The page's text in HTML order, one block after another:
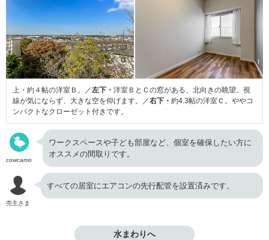
上・約４帖の洋室Ｂ。／左下・ 洋室ＢとＣの窓がある、北向きの眺望。視
線が気にならず、大きな空を仰げます。／右下・ 約4.3帖の洋室Ｃ。ややコ
ンパクトなクローゼット付きです。
cowcamo
ワークスペースや子ども部屋など、個室を確保したい方に
オススメの間取りです。
売主さま
すべての居室にエアコンの先行配管を設置済みです。
水まわりへ